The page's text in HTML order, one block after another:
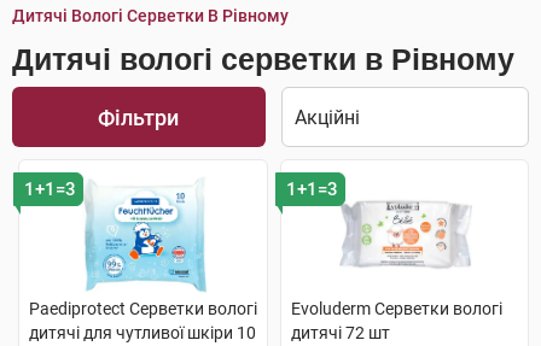
Дитячі Вологі Серветки В Рівному
Дитячі вологі серветки в Рівному
Фільтри
1+1=3
Paediprotect Серветки вологі
дитячі для чутливої шкіри 10
1+1=3
Evoluderm Серветки вологі
дитячі 72 шт